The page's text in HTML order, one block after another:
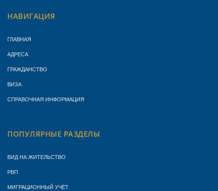
НАВИГАЦИЯ
ГЛАВНАЯ
АДРЕСА
ГРАЖДАНСТВО
ВИЗА
СПРАВОЧНАЯ ИНФОРМАЦИЯ
ПОПУЛЯРНЫЕ РАЗДЕЛЫ
ВИД НА ЖИТЕЛЬСТВО
РВП
МИГРАЦИОННЫЙ УЧЁТ